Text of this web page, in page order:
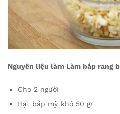
Nguyên liệu làm Làm bắp rang
Cho 2 người
Hạt bắp mỹ khô 50 gr